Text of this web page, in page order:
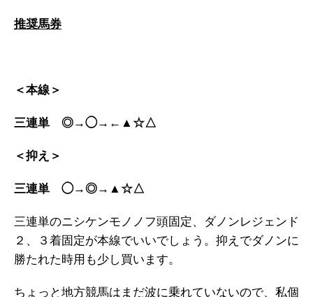
推奨馬券
＜本線＞
三連単 ◎→◯→←▲☆△
＜抑え＞
三連単 ◯→◎→▲☆△
三連単のニシケンモノノフ頭固定、ダノンレジェンド
２、３着固定が本線でいいでしょう。抑えでダノンに
勝たれた時用も少し買います。
ちょっと地方競馬はまだ波に乗れていないので、私個